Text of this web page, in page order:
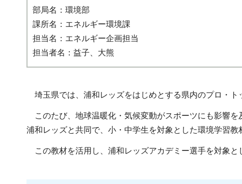
部局名：環境部
課所名：エネルギー環境課
担当名：エネルギー企画担当
担当者名：益子、大熊
埼玉県では、浦和レッズをはじめとする県内のプロ・ト
このたび、地球温暖化・気候変動がスポーツにも影響を
浦和レッズと共同で、小・中学生を対象とした環境学習教
この教材を活用し、浦和レッズアカデミー選手を対象と